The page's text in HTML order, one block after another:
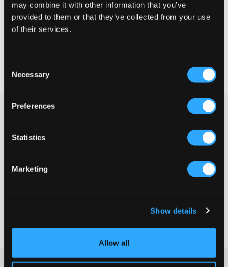
may combine it with other information that you’ve
provided to them or that they’ve collected from your use
of their services.
Selection
Necessary
Preferences
Statistics
Marketing
Show details
Allow all
CHOISIR LA TAILLE
Garantie de remboursement pendant 60 jours
Livraisons rapides
Pull en maille gris clair de LMTD. Le pull a un col rond et une
Col rond
Coupe normale
Plus d'informations sur les instructions de lavage